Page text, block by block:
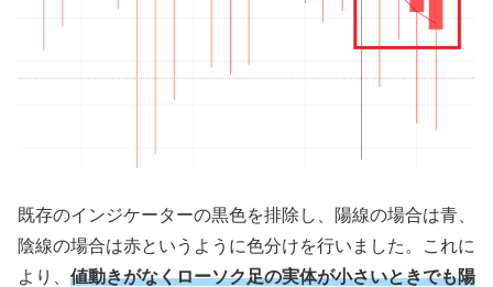
既存のインジケーターの黒色を排除し、陽線の場合は青、
陰線の場合は赤というように色分けを行いました。これに
より、 値動きがなくローソク足の実体が小さいときでも陽